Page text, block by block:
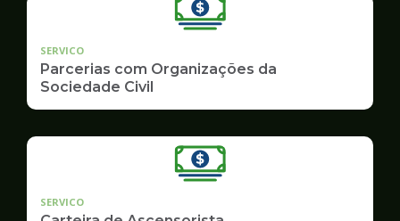
SERVICO
Parcerias com Organizações da
Sociedade Civil
SERVICO